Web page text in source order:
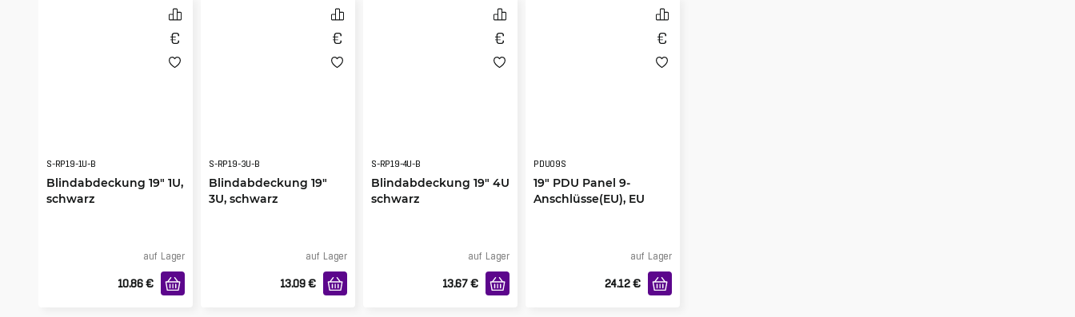
S-RP19-1U-B
Blindabdeckung 19" 1U,
schwarz
auf Lager
10.86 €
S-RP19-3U-B
Blindabdeckung 19"
3U, schwarz
auf Lager
13.09 €
S-RP19-4U-B
Blindabdeckung 19" 4U
schwarz
auf Lager
13.67 €
PDU09S
19" PDU Panel 9-
Anschlüsse(EU), EU
auf Lager
24.12 €